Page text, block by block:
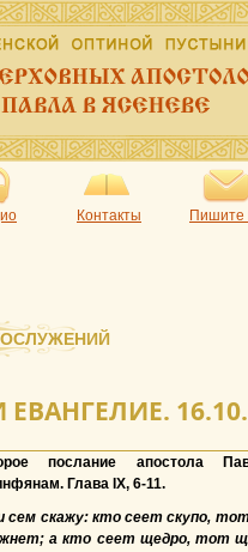
Контакты Пишите
послание апостола
Глава IX, 6-11.
сем скажу: кто сеет скупо,
а кто сеет щедро, тот